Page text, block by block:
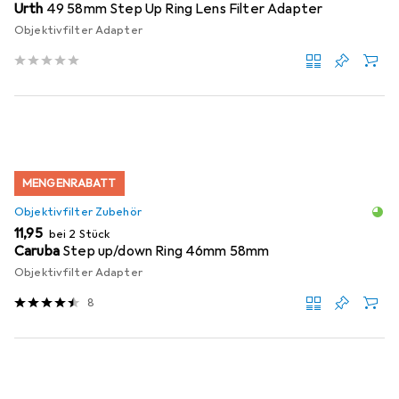
Urth 49 58mm Step Up Ring Lens Filter Adapter
Objektivfilter Adapter
MENGENRABATT
Objektivfilter Zubehör
EUR
11,95 bei 2 Stück
Caruba Step up/down Ring 46mm 58mm
Objektivfilter Adapter
8